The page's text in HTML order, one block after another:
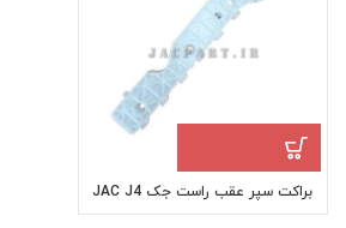
براکت سپر عقب راست جک JAC J4